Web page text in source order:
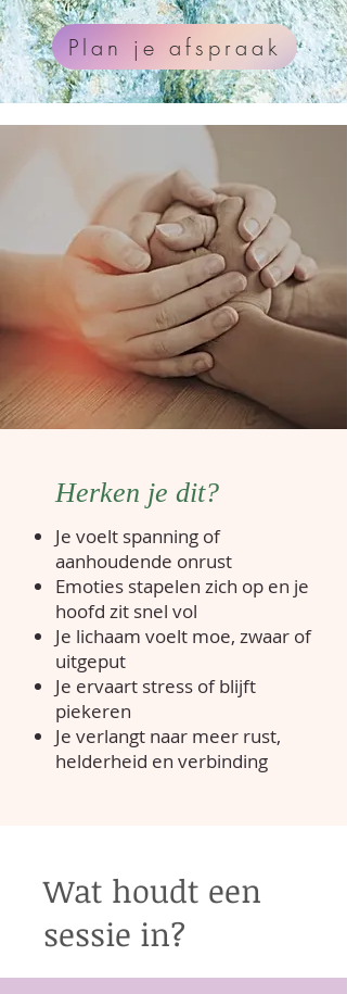
Plan je afspraak
Herken je dit?
Je voelt spanning of
aanhoudende onrust
Emoties stapelen zich op en je
hoofd zit snel vol
Je lichaam voelt moe, zwaar of
uitgeput
Je ervaart stress of blijft
piekeren
Je verlangt naar meer rust,
helderheid en verbinding
Wat houdt een
sessie in?